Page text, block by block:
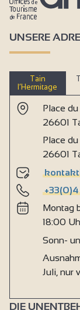
UNSERE
Tain
l’Hermitage
Place
26601
Place
26601
Montag
18:00
Sonn-
Juli, nur
DIE